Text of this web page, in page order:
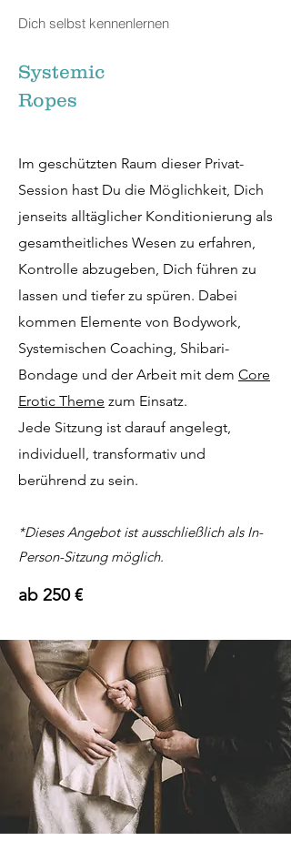
Dich selbst kennenlernen
Systemic
Ropes
Im geschützten Raum dieser Privat-
Session hast Du die Möglichkeit, Dich
jenseits alltäglicher Konditionierung als
gesamtheitliches Wesen zu erfahren,
Kontrolle abzugeben, Dich führen zu
lassen und tiefer zu spüren. Dabei
kommen Elemente von Bodywork,
Systemischen Coaching, Shibari-
Bondage und der Arbeit mit dem Core
Erotic Theme zum Einsatz.
Jede Sitzung ist darauf angelegt,
individuell, transformativ und
berührend zu sein.
*Dieses Angebot ist ausschließlich als In-
Person-Sitzung möglich.
ab 250 €